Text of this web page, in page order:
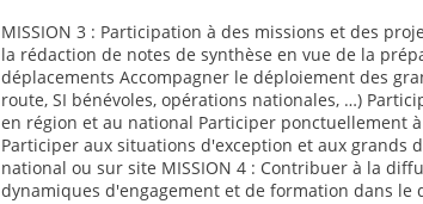
MISSION 3 : Participation à des missions et des
la rédaction de notes de synthèse en vue de la
déplacements Accompagner le déploiement des
route, SI bénévoles, opérations nationales, …)
en région et au national Participer ponctuellement
Participer aux situations d'exception et aux grands
national ou sur site MISSION 4 : Contribuer à la
dynamiques d'engagement et de formation dans le